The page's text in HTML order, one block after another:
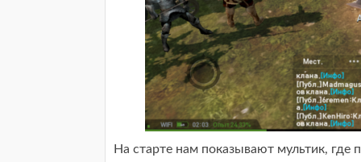
На старте нам показывают мультик, где